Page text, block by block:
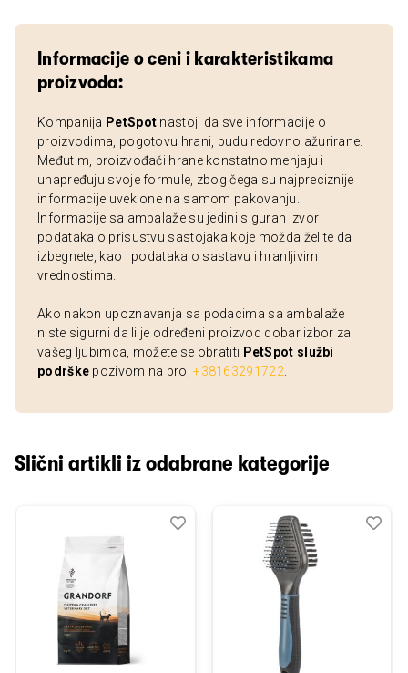
Informacije o ceni i karakteristikama
proizvoda:
Kompanija PetSpot nastoji da sve informacije o
proizvodima, pogotovu hrani, budu redovno ažurirane.
Međutim, proizvođači hrane konstatno menjaju i
unapređuju svoje formule, zbog čega su najpreciznije
informacije uvek one na samom pakovanju.
Informacije sa ambalaže su jedini siguran izvor
podataka o prisustvu sastojaka koje možda želite da
izbegnete, kao i podataka o sastavu i hranljivim
vrednostima.
Ako nakon upoznavanja sa podacima sa ambalaže
niste sigurni da li je određeni proizvod dobar izbor za
vašeg ljubimca, možete se obratiti PetSpot službi
podrške pozivom na broj+38163291722
Slični artikli iz odabrane kategorije
Dodaj
Uporedi